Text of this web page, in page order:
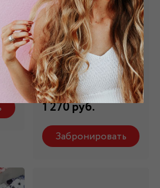
Хлопок -стрейч
розовый с
цветочным
принтом ХБ -7679
Состав: 97 %
хлопок,3% эластан
1 270 руб.
Забронировать